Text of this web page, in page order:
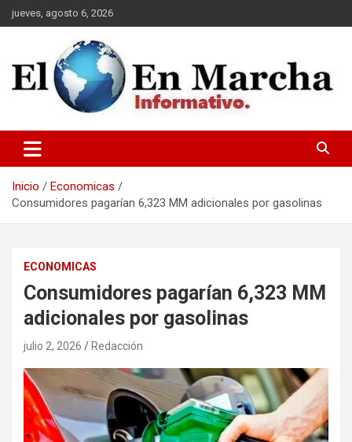
Saltar
al
jueves, agosto 6, 2026
elmundoenmarcha.net
Inicio
Economicas
Consumidores pagarían 6,323 MM adicionales por gasolinas
ECONOMICAS
Consumidores pagarían 6,323 MM
adicionales por gasolinas
julio 2, 2026 Redacción